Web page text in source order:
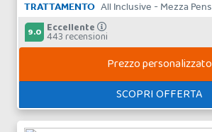
TRATTAMENTO
9.0 Eccellente
443 recensioni
Prezzo personalizzato
SCOPRI OFFERTA